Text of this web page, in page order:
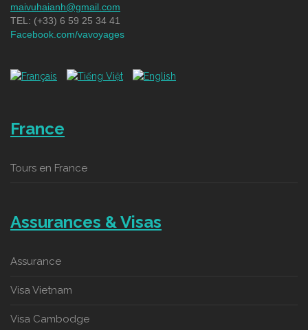
maivuhaianh@gmail.com
TEL: (+33) 6 59 25 34 41
Facebook.com/vavoyages
France
Tours en France
Assurances & Visas
Assurance
Visa Vietnam
Visa Cambodge